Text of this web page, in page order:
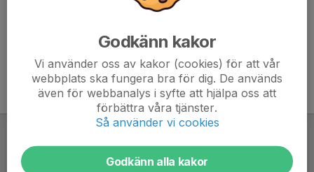
Godkänn kakor
Vi använder oss av kakor (cookies) för att vår
webbplats ska fungera bra för dig. De används
även för webbanalys i syfte att hjälpa oss att
förbättra våra tjänster.
Så använder vi cookies
Godkänn alla kakor